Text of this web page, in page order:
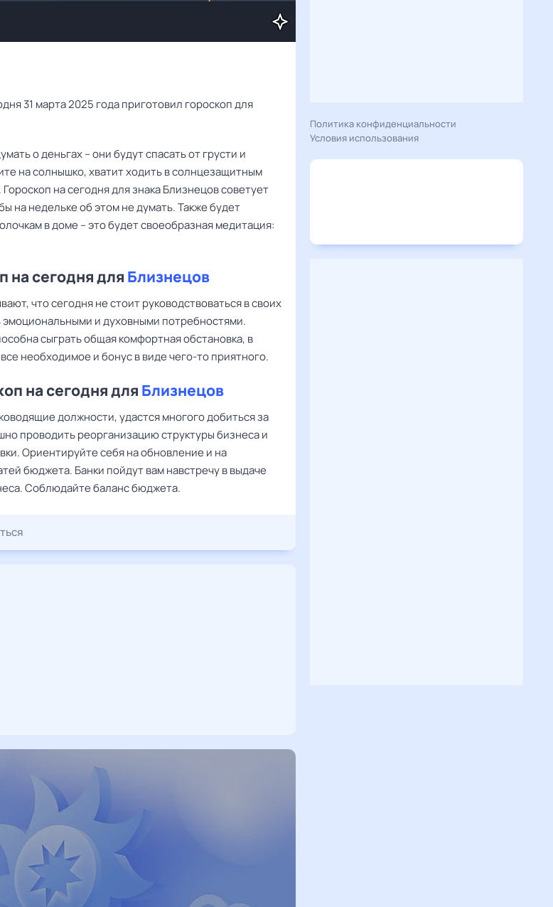
о деньгах – они будут спасать от грусти и
на солнышко, хватит ходить в солнцезащитным
на сегодня для знака Близнецов советует
на недельке об этом не думать. Также будет
в доме – это будет своеобразная медитация:
на сегодня для Близнецов
что сегодня не стоит руководствоваться в своих
и духовными потребностями.
сыграть общая комфортная обстановка, в
необходимое и бонус в виде чего-то приятного.
на сегодня для Близнецов
должности, удастся многого добиться за
проводить реорганизацию структуры бизнеса и
Ориентируйте себя на обновление и на
бюджета. Банки пойдут вам навстречу в выдаче
Соблюдайте баланс бюджета.
Политика конфиденциальности
Условия использования